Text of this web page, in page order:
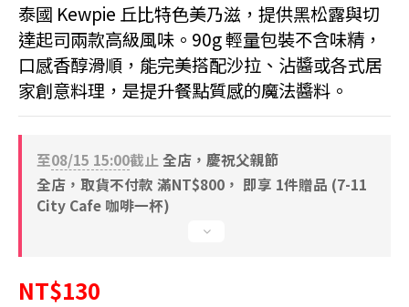
泰國 Kewpie 丘比特色美乃滋，提供黑松露與切
達起司兩款高級風味。90g 輕量包裝不含味精，
口感香醇滑順，能完美搭配沙拉、沾醬或各式居
家創意料理，是提升餐點質感的魔法醬料。
至08/15 15:00截止 全店，慶祝父親節
全店，取貨不付款 滿NT$800， 即享 1件贈品 (7-11
City Cafe 咖啡一杯)
NT$130